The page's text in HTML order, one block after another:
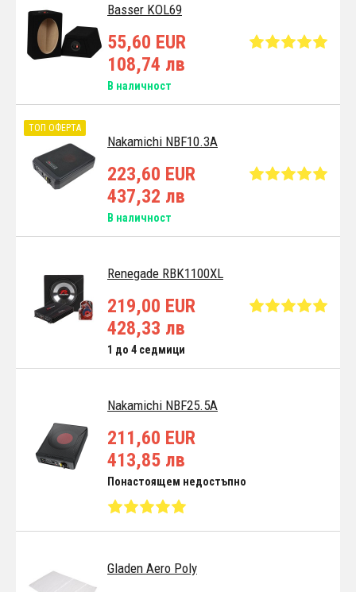
Basser KOL69
55,60 EUR
108,74 лв
В наличност
Nakamichi NBF10.3A
ТОП ОФЕРТА
223,60 EUR
437,32 лв
В наличност
Renegade RBK1100XL
219,00 EUR
428,33 лв
1 до 4 седмици
Nakamichi NBF25.5A
211,60 EUR
413,85 лв
Понастоящем недостъпно
Gladen Aero Poly